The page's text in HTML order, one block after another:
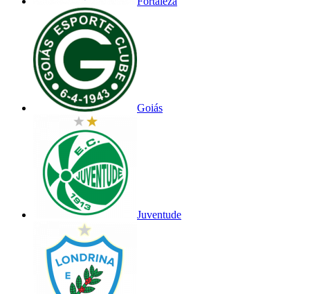
Goiás
Juventude